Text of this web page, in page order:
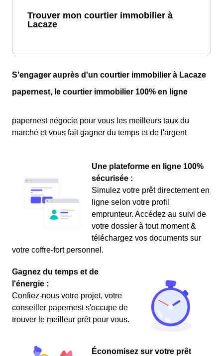
Trouver mon courtier immobilier à
Lacaze
S'engager auprès d'un courtier immobilier à Lacaze
papernest, le courtier immobilier 100% en ligne
papernest négocie pour vous les meilleurs taux du
marché et vous fait gagner du temps et de l'argent
Une plateforme en ligne 100%
sécurisée :
Simulez votre prêt directement en
ligne selon votre profil
emprunteur. Accédez au suivi de
votre dossier à tout moment &
téléchargez vos documents sur
votre coffre-fort personnel.
Gagnez du temps et de
l'énergie :
Confiez-nous votre projet, votre
conseiller papernest s'occupe de
trouver le meilleur prêt pour vous.
Économisez sur votre prêt